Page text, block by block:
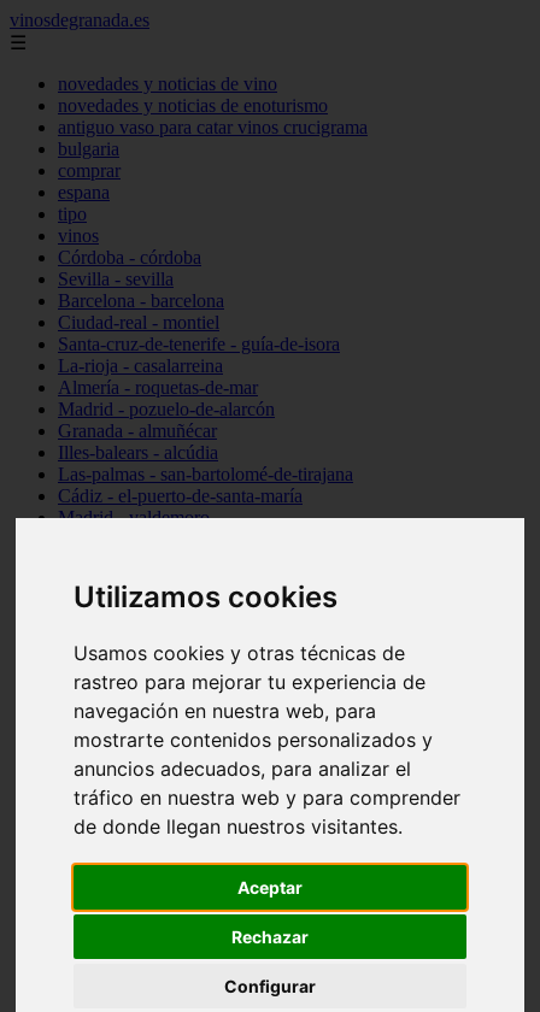
Utilizamos cookies
Usamos cookies y otras técnicas de
rastreo para mejorar tu experiencia de
navegación en nuestra web, para
mostrarte contenidos personalizados y
anuncios adecuados, para analizar el
tráfico en nuestra web y para comprender
de donde llegan nuestros visitantes.
Aceptar
Rechazar
Configurar
vinosdegranada.es
☰
novedades y noticias de vino
novedades y noticias de enoturismo
antiguo vaso para catar vinos crucigrama
bulgaria
comprar
espana
tipo
vinos
Córdoba - córdoba
Sevilla - sevilla
Barcelona - barcelona
Ciudad-real - montiel
Santa-cruz-de-tenerife - guía-de-isora
La-rioja - casalarreina
Almería - roquetas-de-mar
Madrid - pozuelo-de-alarcón
Granada - almuñécar
Illes-balears - alcúdia
Las-palmas - san-bartolomé-de-tirajana
Cádiz - el-puerto-de-santa-maría
Madrid - valdemoro
Cantabria - suances
Sevilla - bormujos
Málaga - júzcar
Huesca - alquézar
Huesca - castejón-de-sos
Lleida - alt-àneu
Córdoba - almedinilla
Navarra - zangoza
Cantabria - arenas-de-iguña
Barcelona - la-pobla-de-lillet
Murcia - cartagena
Madrid - nuevo-baztán